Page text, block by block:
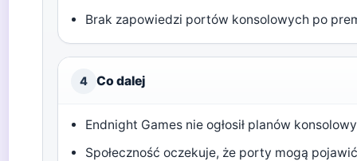
Brak zapowiedzi portów konsolowych po
4 Co dalej
Endnight Games nie ogłosił planów
Społeczność oczekuje, że porty mogą